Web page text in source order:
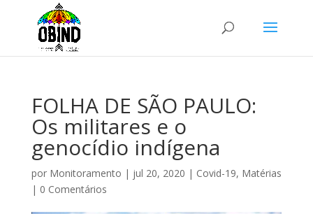
FOLHA DE SÃO PAULO:
Os militares e o
genocídio indígena
por Monitoramento | jul 20, 2020 | Covid-19, Matérias
| 0 Comentários